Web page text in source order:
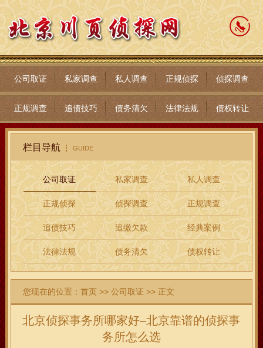
公司取证 私家调查 私人调查 正规侦探 侦探调查
正规调查 追债技巧 债务清欠 法律法规 债权转让
栏目导航 GUIDE
公司取证 私家调查 私人调查
正规侦探 侦探调查 正规调查
追债技巧 追缴欠款 经典案例
法律法规 债务清欠 债权转让
您现在的位置：首页 >>公司取证 >> 正文
北京侦探事务所哪家好–北京靠谱的侦探事
务所怎么选